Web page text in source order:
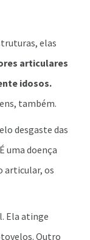
elas
articulares
idosos.
também.
desgaste das
uma doença
articular, os
Ela atinge
Outro